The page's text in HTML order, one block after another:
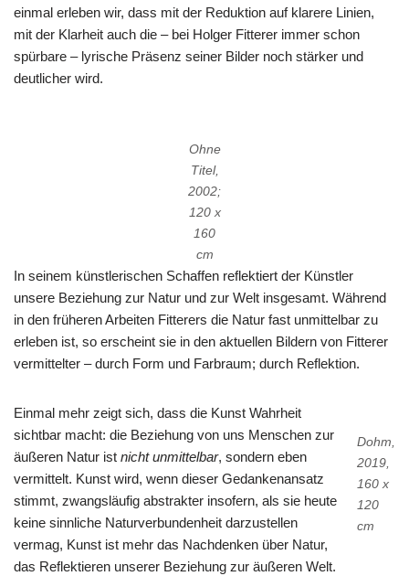
einmal erleben wir, dass mit der Reduktion auf klarere Linien,
mit der Klarheit auch die – bei Holger Fitterer immer schon
spürbare – lyrische Präsenz seiner Bilder noch stärker und
deutlicher wird.
Ohne
Titel,
2002;
120 x
160
cm
In seinem künstlerischen Schaffen reflektiert der Künstler
unsere Beziehung zur Natur und zur Welt insgesamt. Während
in den früheren Arbeiten Fitterers die Natur fast unmittelbar zu
erleben ist, so erscheint sie in den aktuellen Bildern von Fitterer
vermittelter – durch Form und Farbraum; durch Reflektion.
Dohm,
2019,
160 x
120
cm
Einmal mehr zeigt sich, dass die Kunst Wahrheit
sichtbar macht: die Beziehung von uns Menschen zur
äußeren Natur ist nicht unmittelbar, sondern eben
vermittelt. Kunst wird, wenn dieser Gedankenansatz
stimmt, zwangsläufig abstrakter insofern, als sie heute
keine sinnliche Naturverbundenheit darzustellen
vermag, Kunst ist mehr das Nachdenken über Natur,
das Reflektieren unserer Beziehung zur äußeren Welt.